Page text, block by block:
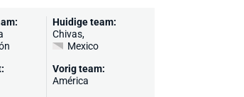
Huidige team:
Chivas,
Mexico
Vorig team:
América